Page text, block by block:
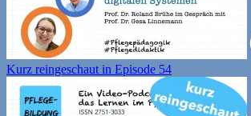
Kurz reingeschaut in Episode 54